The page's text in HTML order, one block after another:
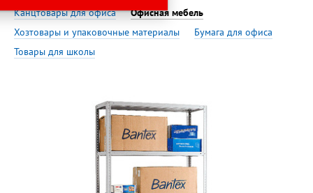
Канцтовары для офиса
Офисная мебель
Хозтовары и упаковочные материалы
Бумага для офиса
Товары для школы